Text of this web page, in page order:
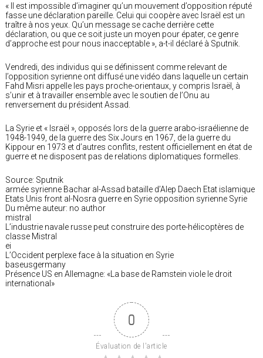
« Il est impossible d’imaginer qu’un mouvement d’opposition réputé
fasse une déclaration pareille. Celui qui coopère avec Israël est un
traître à nos yeux. Qu’un message se cache derrière cette
déclaration, ou que ce soit juste un moyen pour épater, ce genre
d’approche est pour nous inacceptable », a-t-il déclaré à Sputnik.
Vendredi, des individus qui se définissent comme relevant de
l’opposition syrienne ont diffusé une vidéo dans laquelle un certain
Fahd Misri appelle les pays proche-orientaux, y compris Israël, à
s’unir et à travailler ensemble avec le soutien de l’Onu au
renversement du président Assad.
La Syrie et « Israël », opposés lors de la guerre arabo-israélienne de
1948-1949, de la guerre des Six Jours en 1967, de la guerre du
Kippour en 1973 et d’autres conflits, restent officiellement en état de
guerre et ne disposent pas de relations diplomatiques formelles.
Source: Sputnik
armée syrienne Bachar al-Assad bataille d’Alep Daech Etat islamique
Etats Unis front al-Nosra guerre en Syrie opposition syrienne Syrie
Du même auteur: no author
mistral
L’industrie navale russe peut construire des porte-hélicoptères de
classe Mistral
ei
L’Occident perplexe face à la situation en Syrie
baseusgermany
Présence US en Allemagne: «La base de Ramstein viole le droit
international»
0
Évaluation de l'article